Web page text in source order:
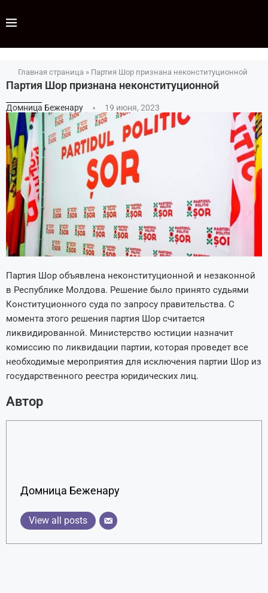
Главная страница » Партия Шор признана неконституционной
Партия Шор признана неконституционной
Домница Беженару 19 июня, 2023
Партия Шор объявлена неконституционной и незаконной
в Республике Молдова. Решение было принято судьями
Конституционного суда по запросу правительства. С
момента этого решения партия Шор считается
ликвидированной. Министерство юстиции назначит
комиссию по ликвидации партии, которая проведет все
необходимые мероприятия для исключения партии Шор из
государственного реестра юридических лиц.
Автор
Домница Беженару
View all posts